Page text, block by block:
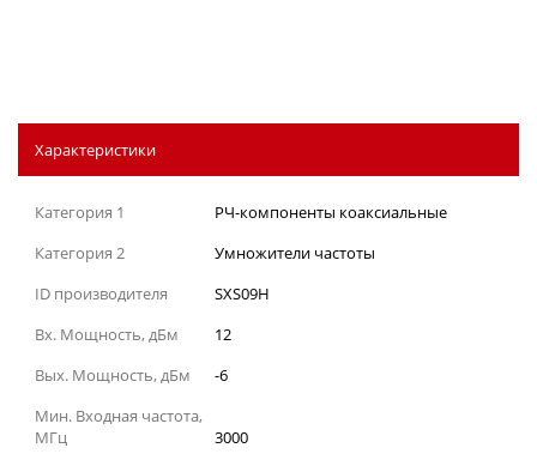
Характеристики
Категория 1
РЧ-компоненты коаксиальные
Категория 2
Умножители частоты
ID производителя
SXS09H
Вх. Мощность, дБм
12
Вых. Мощность, дБм
-6
Мин. Входная частота,
МГц
3000